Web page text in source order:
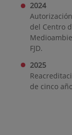
2024
del Centro
FJD.
2025
de cinco